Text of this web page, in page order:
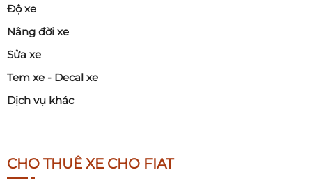
Độ xe
Nâng đời xe
Sửa xe
Tem xe - Decal xe
Dịch vụ khác
CHO THUÊ XE CHO FIAT